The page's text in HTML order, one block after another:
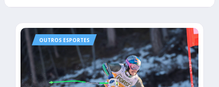
OUTROS ESPORTES